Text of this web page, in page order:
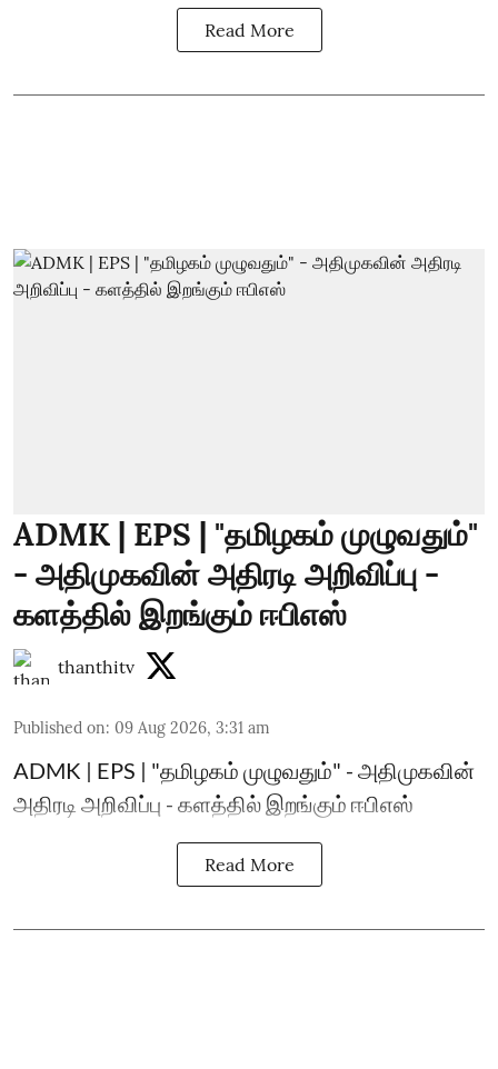
Read More
ADMK | EPS | "தமிழகம் முழுவதும்"
- அதிமுகவின் அதிரடி அறிவிப்பு -
களத்தில் இறங்கும் ஈபிஎஸ்
thanthitv
Published on: 09 Aug 2026, 3:31 am
ADMK | EPS | "தமிழகம் முழுவதும்" - அதிமுகவின்
அதிரடி அறிவிப்பு - களத்தில் இறங்கும் ஈபிஎஸ்
Read More